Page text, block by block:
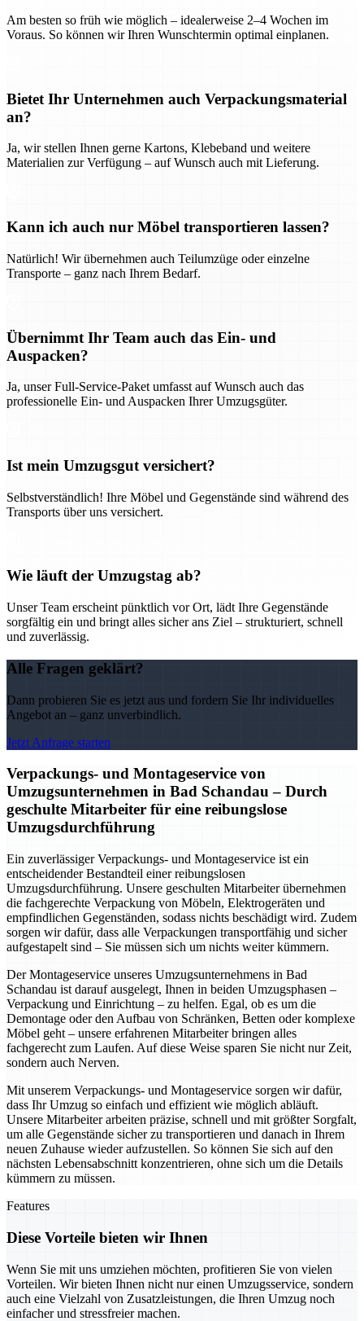
Am besten so früh wie möglich – idealerweise 2–4 Wochen im
Voraus. So können wir Ihren Wunschtermin optimal einplanen.
Bietet Ihr Unternehmen auch Verpackungsmaterial
an?
Ja, wir stellen Ihnen gerne Kartons, Klebeband und weitere
Materialien zur Verfügung – auf Wunsch auch mit Lieferung.
Kann ich auch nur Möbel transportieren lassen?
Natürlich! Wir übernehmen auch Teilumzüge oder einzelne
Transporte – ganz nach Ihrem Bedarf.
Übernimmt Ihr Team auch das Ein- und
Auspacken?
Ja, unser Full-Service-Paket umfasst auf Wunsch auch das
professionelle Ein- und Auspacken Ihrer Umzugsgüter.
Ist mein Umzugsgut versichert?
Selbstverständlich! Ihre Möbel und Gegenstände sind während des
Transports über uns versichert.
Wie läuft der Umzugstag ab?
Unser Team erscheint pünktlich vor Ort, lädt Ihre Gegenstände
sorgfältig ein und bringt alles sicher ans Ziel – strukturiert, schnell
und zuverlässig.
Alle Fragen geklärt?
Dann probieren Sie es jetzt aus und fordern Sie Ihr individuelles
Angebot an – ganz unverbindlich.
Jetzt Anfrage starten
Verpackungs- und Montageservice von
Umzugsunternehmen in Bad Schandau – Durch
geschulte Mitarbeiter für eine reibungslose
Umzugsdurchführung
Ein zuverlässiger Verpackungs- und Montageservice ist ein
entscheidender Bestandteil einer reibungslosen
Umzugsdurchführung. Unsere geschulten Mitarbeiter übernehmen
die fachgerechte Verpackung von Möbeln, Elektrogeräten und
empfindlichen Gegenständen, sodass nichts beschädigt wird. Zudem
sorgen wir dafür, dass alle Verpackungen transportfähig und sicher
aufgestapelt sind – Sie müssen sich um nichts weiter kümmern.
Der Montageservice unseres Umzugsunternehmens in Bad
Schandau ist darauf ausgelegt, Ihnen in beiden Umzugsphasen –
Verpackung und Einrichtung – zu helfen. Egal, ob es um die
Demontage oder den Aufbau von Schränken, Betten oder komplexe
Möbel geht – unsere erfahrenen Mitarbeiter bringen alles
fachgerecht zum Laufen. Auf diese Weise sparen Sie nicht nur Zeit,
sondern auch Nerven.
Mit unserem Verpackungs- und Montageservice sorgen wir dafür,
dass Ihr Umzug so einfach und effizient wie möglich abläuft.
Unsere Mitarbeiter arbeiten präzise, schnell und mit größter Sorgfalt,
um alle Gegenstände sicher zu transportieren und danach in Ihrem
neuen Zuhause wieder aufzustellen. So können Sie sich auf den
nächsten Lebensabschnitt konzentrieren, ohne sich um die Details
kümmern zu müssen.
Features
Diese Vorteile bieten wir Ihnen
Wenn Sie mit uns umziehen möchten, profitieren Sie von vielen
Vorteilen. Wir bieten Ihnen nicht nur einen Umzugsservice, sondern
auch eine Vielzahl von Zusatzleistungen, die Ihren Umzug noch
einfacher und stressfreier machen.